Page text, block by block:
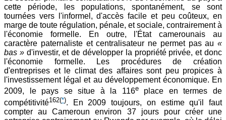
cette période, les populations, spontanément, se sont
tournées vers l'informel, d'accès facile et peu coûteux, en
marge de toute régulation, pénale, et sociale, contrairement à
l'économie formelle. En outre, l'État camerounais au
caractère paternaliste et centralisateur ne permet pas au «
bas »d'investir, et de développer la propriété privée, et donc
l'économie formelle. Les procédures de création
d'entreprises et le climat des affaires sont peu propices à
l'investissement légal et au développement économique. En
2009, le pays se situe à la 116eplace en termes de
compétitivité162(*). En 2009 toujours, on estime qu'il faut
compter au Cameroun environ 37 jours pour créer une